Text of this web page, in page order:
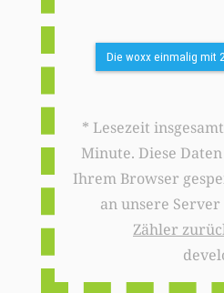
Die woxx einmalig mit
* Lesezeit insgesamt
Minute. Diese
Ihrem Browser
an unsere
Zähler